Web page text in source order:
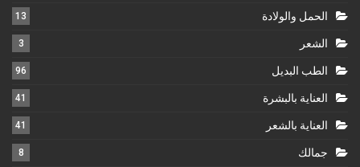
الحمل والولادة 13
الشعر 3
الطب البديل 96
العناية بالبشرة 41
العناية بالشعر 41
جمالك 8